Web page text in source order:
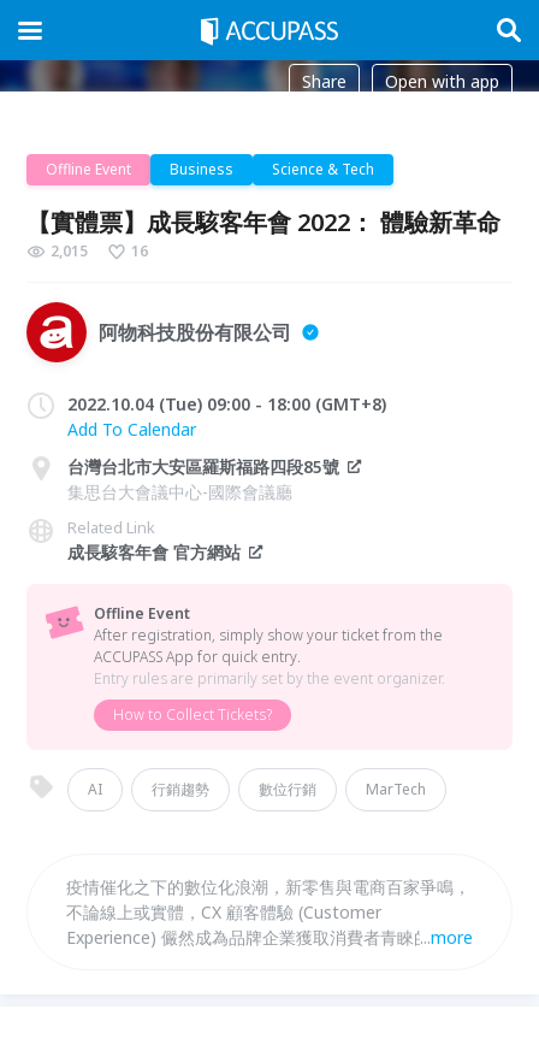
Share Open with app
Offline Event Business Science & Tech
【實體票】成長駭客年會 2022： 體驗新革命
2,015 16
阿物科技股份有限公司
2022.10.04 (Tue) 09:00 - 18:00 (GMT+8)
Add To Calendar
台灣台北市大安區羅斯福路四段85號
集思台大會議中心-國際會議廳
Related Link
成長駭客年會 官方網站
Offline Event
After registration, simply show your ticket from the
ACCUPASS App for quick entry.
Entry rules are primarily set by the event organizer.
How to Collect Tickets?
AI 行銷趨勢 數位行銷 MarTech
疫情催化之下的數位化浪潮，新零售與電商百家爭鳴，
不論線上或實體，CX 顧客體驗 (Customer
Experience) 儼然成為品牌企業獲取消費者青睞的重要
...more